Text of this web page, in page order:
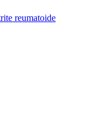
reumatoide